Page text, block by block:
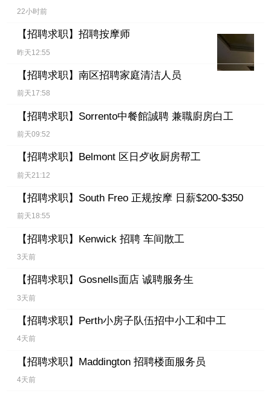
22小时前
【招聘求职】 招聘按摩师
昨天12:55
【招聘求职】 南区招聘家庭清洁人员
前天17:58
【招聘求职】 Sorrento中餐館誠聘 兼職廚房白工
前天09:52
【招聘求职】 Belmont 区日歺收厨房帮工
前天21:12
【招聘求职】 South Freo 正规按摩 日薪$200-$350
前天18:55
【招聘求职】 Kenwick 招聘 车间散工
3天前
【招聘求职】 Gosnells面店 诚聘服务生
3天前
【招聘求职】 Perth小房子队伍招中小工和中工
4天前
【招聘求职】 Maddington 招聘楼面服务员
4天前